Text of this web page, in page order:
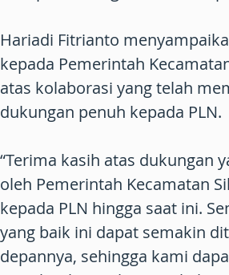
Hariadi Fitrianto
kepada Pemerintah
atas kolaborasi yang telah
dukungan penuh kepada PLN.
“Terima kasih atas dukungan
oleh Pemerintah Kecamatan
kepada PLN hingga saat ini.
yang baik ini dapat semakin
depannya, sehingga kami